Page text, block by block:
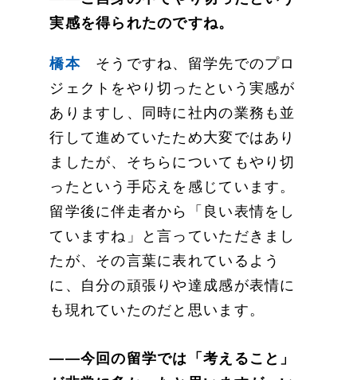
実感を得られたのですね。
橋本そうですね、留学先でのプロ
ジェクトをやり切ったという実感が
ありますし、同時に社内の業務も並
行して進めていたため大変ではあり
ましたが、そちらについてもやり切
ったという手応えを感じています。
留学後に伴走者から「良い表情をし
ていますね」と言っていただきまし
たが、その言葉に表れているよう
に、自分の頑張りや達成感が表情に
も現れていたのだと思います。
——今回の留学では「考えること」